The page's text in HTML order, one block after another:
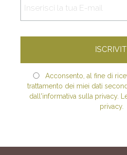
Acconsento, al fine di
trattamento dei miei dati
dall'informativa sulla privacy.
privacy.